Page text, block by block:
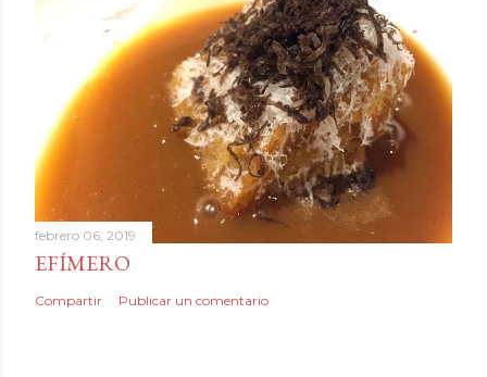
febrero 06, 2019
EFÍMERO
Compartir Publicar un comentario